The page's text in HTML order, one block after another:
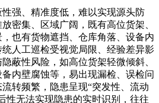
强、精准度低，难以实现源头防
密集、区域广阔，既有高位货架、
也有货物遮挡、仓库角落、设备内
人工巡检受视觉局限、经验差异影
蔽性风险，如高位货架轻微倾斜、
内壁腐蚀等，易出现漏检、误检问
转频繁，隐患呈现“突发性、流动
性无法实现隐患的实时识别，往往